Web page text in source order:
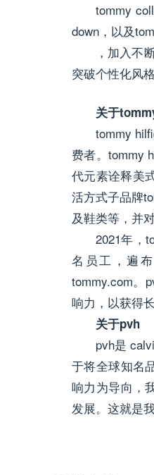
tommy
down，以及
，加入不
突破个性化风
关于
tommy
费者。tommy
代元素诠释美
活方式子品牌
及鞋类等，并
2021年，
名员工，遍
tommy.com。
响力，以获得
关于pvh
pvh是
于将全球知名
响力为导向，
发展。这就是